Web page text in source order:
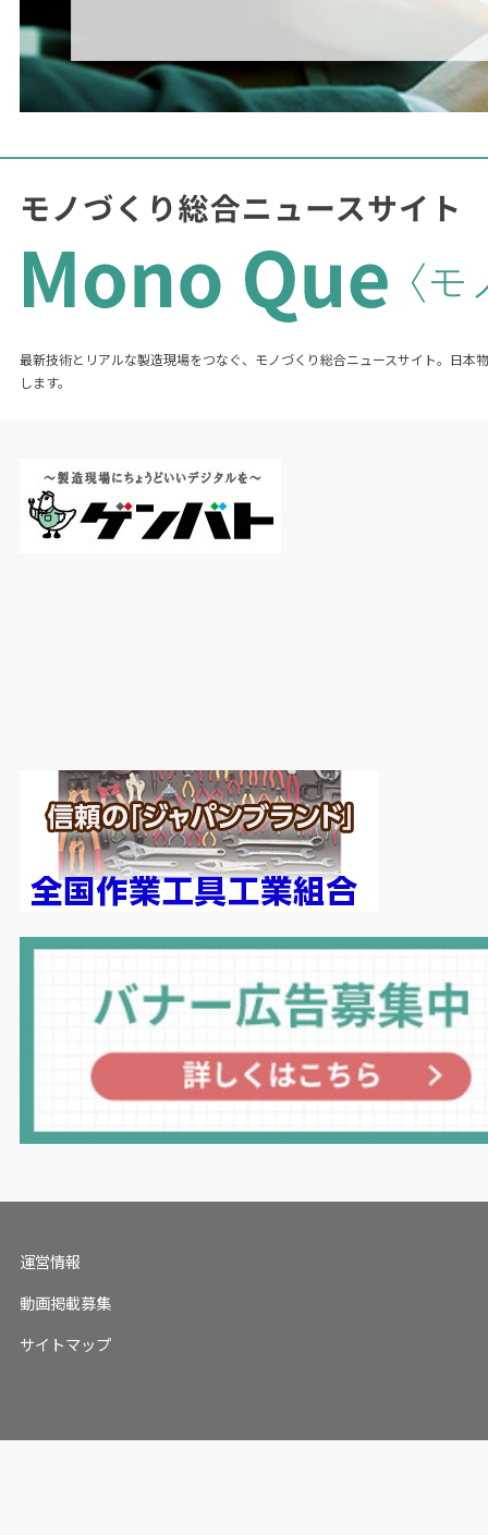
最新技術とリアルな製造現場をつなぐ、モノづくり総合ニュースサイト。日本
します。
運営情報
動画掲載募集
サイトマップ